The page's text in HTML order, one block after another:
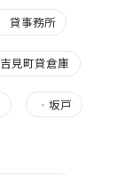
貸事務所
吉見町貸倉庫
・ 坂戸